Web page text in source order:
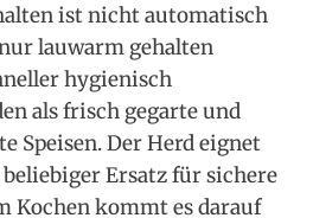
ist nicht automatisch
lauwarm gehalten
hygienisch
als frisch gegarte und
Speisen. Der Herd eignet
Ersatz für sichere
Kochen kommt es darauf